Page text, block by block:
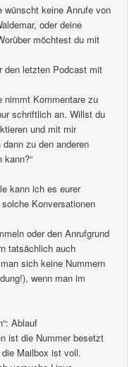
wünscht keine Anrufe von
oder deine
möchtest du mit
den letzten Podcast mit
nimmt Kommentare zu
schriftlich an. Willst du
und mit mir
zu den anderen
kann?“
kann ich es eurer
Konversationen
oder den Anrufgrund
tatsächlich auch
sich keine Nummern
wenn man im
Ablauf
ist die Nummer besetzt
Mailbox ist voll.